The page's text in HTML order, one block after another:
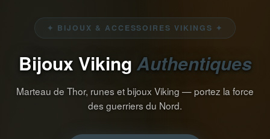
✦ BIJOUX & ACCESSOIRES VIKINGS ✦
Bijoux Viking Authentiques
Marteau de Thor, runes et bijoux Viking — portez la force
des guerriers du Nord.